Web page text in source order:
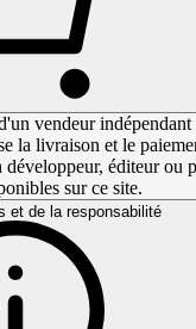
vendeur
la livraison et le
développeur, éditeur ou
sur ce site.
et de la responsabilité